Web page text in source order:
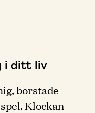
i ditt liv
borstade
Klockan